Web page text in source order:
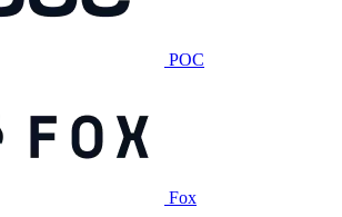
POC
Fox